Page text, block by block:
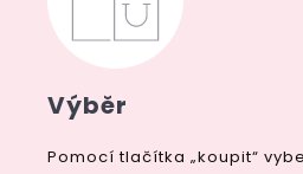
Výběr
Pomocí tlačítka „koupit“